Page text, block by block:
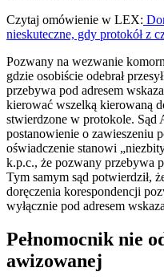
Czytaj omówienie w LEX:
nieskuteczne, gdy protokół z
Pozwany na wezwanie
gdzie osobiście odebrał
przebywa pod adresem
kierować wszelką kierowaną
stwierdzone w protokole. Sąd
postanowienie o zawieszeniu
oświadczenie stanowi
k.p.c., że pozwany przebywa
Tym samym sąd potwierdził,
doręczenia korespondencji
wyłącznie pod adresem
Pełnomocnik nie
awizowanej